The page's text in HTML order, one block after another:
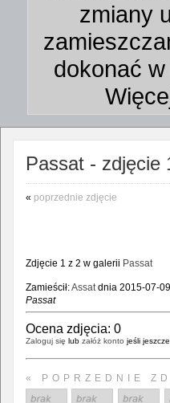
zmiany
dokonać
Passat - zdjęcie
« poprzednie zdjęcie
Zdjęcie 1 z 2 w galerii Passat
Zamieścił:Assatdnia 2015-07-
Passat
Ocena zdjęcia: 0
Zaloguj się lub załóż konto jeśli
« POPRZEDNIE